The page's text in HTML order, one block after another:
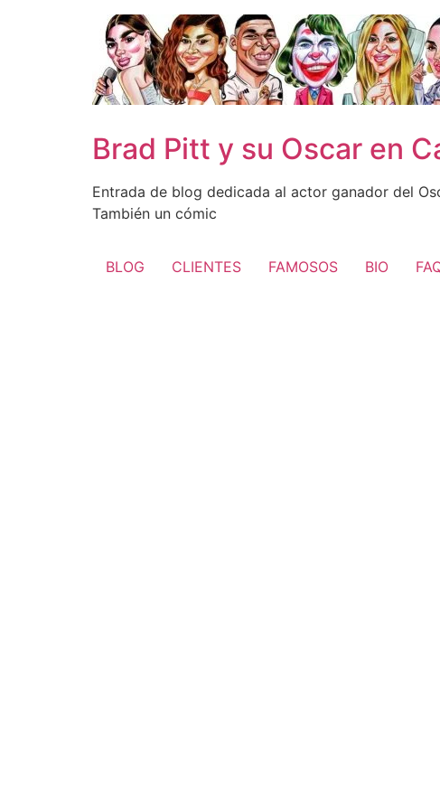
Brad Pitt y su Oscar en
Entrada de blog dedicada al actor ganador del
También un cómic
BLOG CLIENTES FAMOSOS BIO